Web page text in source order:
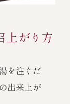
上がり方
を注ぐだ
出来上が